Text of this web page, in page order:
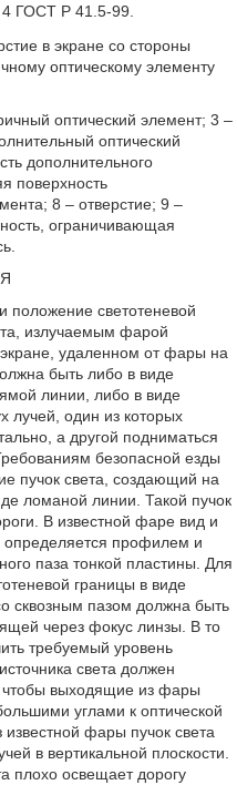
ГОСТ Ρ 41.5-99.
в экране со стороны
оптическому элементу
оптический элемент; 3 –
оптический
дополнительного
поверхность
8 – отверстие; 9 –
ограничивающая
положение светотеневой
излучаемым фарой
удаленном от фары на
быть либо в виде
линии, либо в виде
лучей, один из которых
а другой подниматься
безопасной езды
пучок света, создающий на
ломаной линии. Такой пучок
В известной фаре вид и
определяется профилем и
паза тонкой пластины. Для
границы в виде
сквозным пазом должна быть
через фокус линзы. В то
требуемый уровень
света должен
чтобы выходящие из фары
углами к оптической
фары пучок света
в вертикальной плоскости.
плохо освещает дорогу